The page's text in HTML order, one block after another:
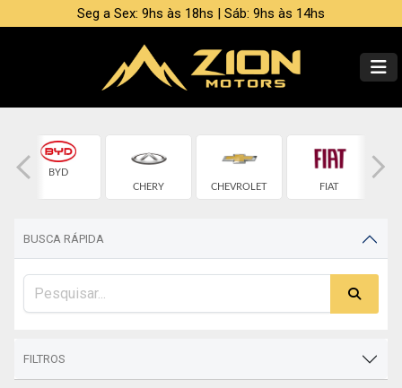
Seg a Sex: 9hs às 18hs | Sáb: 9hs às 14hs
BYD
CHERY
CHEVROLET FIAT
BUSCA RÁPIDA
FILTROS